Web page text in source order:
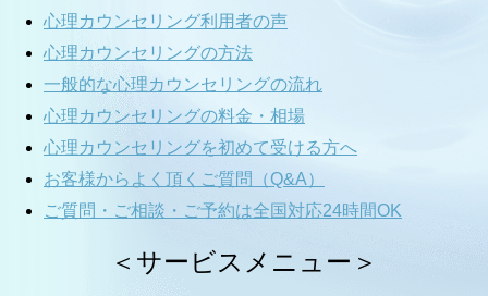
心理カウンセリング利用者の声
心理カウンセリングの方法
一般的な心理カウンセリングの流れ
心理カウンセリングの料金・相場
心理カウンセリングを初めて受ける方へ
お客様からよく頂くご質問（Q&A）
ご質問・ご相談・ご予約は全国対応24時間OK
＜サービスメニュー＞